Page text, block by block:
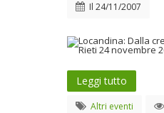
Il 24/11/2007
Leggi tutto
Altri eventi